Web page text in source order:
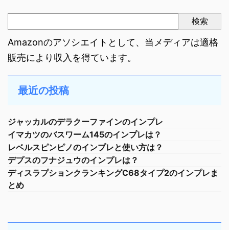
検索
Amazonのアソシエイトとして、当メディアは適格
販売により収入を得ています。
最近の投稿
ジャッカルのデラクーファインのインプレ
イマカツのバスワーム145のインプレは？
レベルスピンピノのインプレと使い方は？
デプスのフナジュウのインプレは？
ディスラプションクランキングC68タイプ2のインプレま
とめ